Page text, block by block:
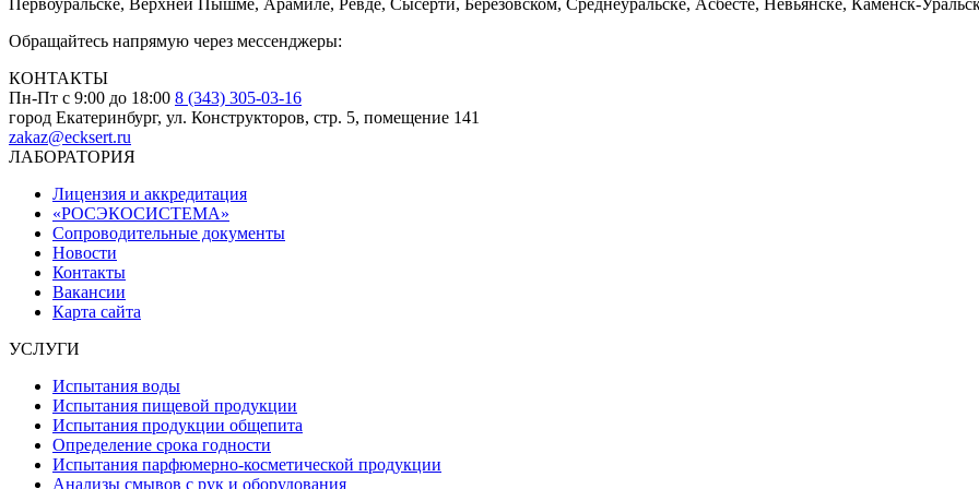
Первоуральске, Верхней Пышме, Арамиле, Ревде, Сысерти, Березовском, Среднеуральске, Асбесте, Невьянске, Каменск-
Обращайтесь напрямую через мессенджеры:
КОНТАКТЫ
Пн-Пт с 9:00 до 18:00 8 (343) 305-03-16
город Екатеринбург, ул. Конструкторов, стр. 5, помещение 141
zakaz@ecksert.ru
ЛАБОРАТОРИЯ
Лицензия и аккредитация
«РОСЭКОСИСТЕМА»
Сопроводительные документы
Новости
Контакты
Вакансии
Карта сайта
УСЛУГИ
Испытания воды
Испытания пищевой продукции
Испытания продукции общепита
Определение срока годности
Испытания парфюмерно-косметической продукции
Анализы смывов с рук и оборудования